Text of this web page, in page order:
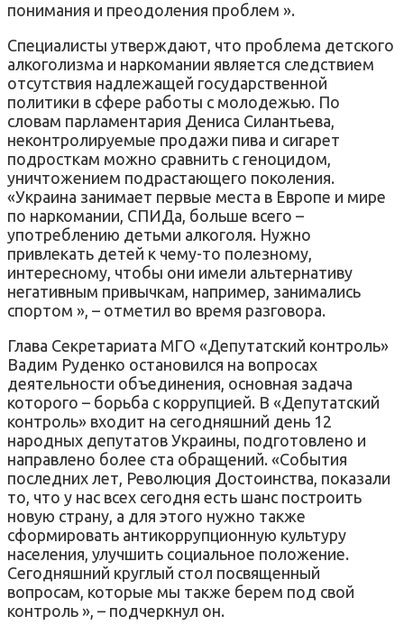
понимания и преодоления проблем ».
Специалисты утверждают, что проблема детского
алкоголизма и наркомании является следствием
отсутствия надлежащей государственной
политики в сфере работы с молодежью. По
словам парламентария Дениса Силантьева,
неконтролируемые продажи пива и сигарет
подросткам можно сравнить с геноцидом,
уничтожением подрастающего поколения.
«Украина занимает первые места в Европе и мире
по наркомании, СПИДа, больше всего –
употреблению детьми алкоголя. Нужно
привлекать детей к чему-то полезному,
интересному, чтобы они имели альтернативу
негативным привычкам, например, занимались
спортом », – отметил во время разговора.
Глава Секретариата МГО «Депутатский контроль»
Вадим Руденко остановился на вопросах
деятельности объединения, основная задача
которого – борьба с коррупцией. В «Депутатский
контроль» входит на сегодняшний день 12
народных депутатов Украины, подготовлено и
направлено более ста обращений. «События
последних лет, Революция Достоинства, показали
то, что у нас всех сегодня есть шанс построить
новую страну, а для этого нужно также
сформировать антикоррупционную культуру
населения, улучшить социальное положение.
Сегодняшний круглый стол посвященный
вопросам, которые мы также берем под свой
контроль », – подчеркнул он.